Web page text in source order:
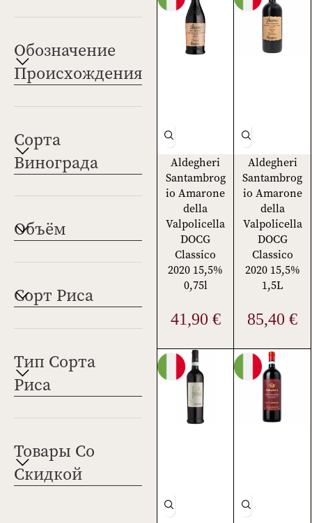
Обозначение
Происхождения
Сорта
Винограда
Объём
Сорт Риса
Тип Сорта
Риса
Товары Со
Скидкой
Aldegheri
Santambrog
io Amarone
della
Valpolicella
DOCG
Classico
2020 15,5%
0,75l
41,90 €
Aldegheri
Santambrog
io Amarone
della
Valpolicella
DOCG
Classico
2020 15,5%
1,5L
85,40€